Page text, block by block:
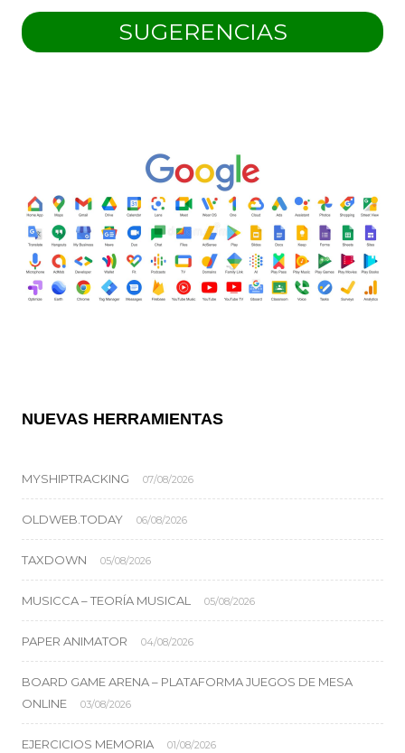
SUGERENCIAS
NUEVAS HERRAMIENTAS
MYSHIPTRACKING 07/08/2026
OLDWEB.TODAY 06/08/2026
TAXDOWN 05/08/2026
MUSICCA – TEORÍA MUSICAL 05/08/2026
PAPER ANIMATOR 04/08/2026
BOARD GAME ARENA – PLATAFORMA JUEGOS DE MESA
ONLINE
03/08/2026
EJERCICIOS MEMORIA 01/08/2026